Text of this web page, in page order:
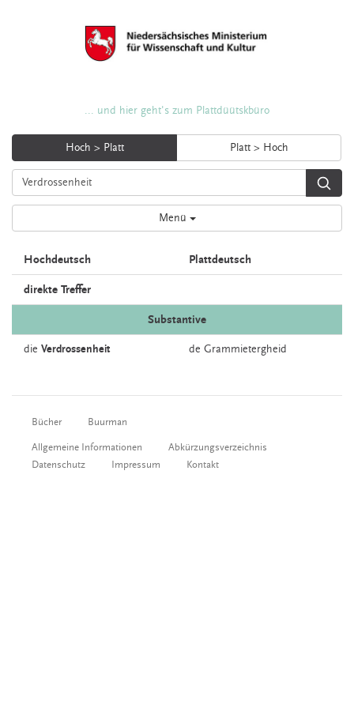
... und hier geht's zum Plattdüütskbüro
Hoch > Platt Platt > Hoch
Menü
Hochdeutsch Plattdeutsch
direkte Treffer
Substantive
die Verdrossenheit de Grammietergheid
Bücher Buurman
Allgemeine Informationen
Abkürzungsverzeichnis
Datenschutz
Impressum Kontakt